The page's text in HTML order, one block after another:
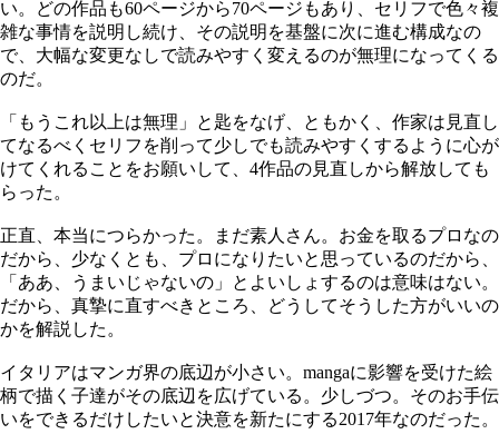
い。どの作品も60ページから70ページもあり、セリフで色々複
雑な事情を説明し続け、その説明を基盤に次に進む構成なの
で、大幅な変更なしで読みやすく変えるのが無理になってくる
のだ。
「もうこれ以上は無理」と匙をなげ、ともかく、作家は見直し
てなるべくセリフを削って少しでも読みやすくするように心が
けてくれることをお願いして、4作品の見直しから解放しても
らった。
正直、本当につらかった。まだ素人さん。お金を取るプロなの
だから、少なくとも、プロになりたいと思っているのだから、
「ああ、うまいじゃないの」とよいしょするのは意味はない。
だから、真摯に直すべきところ、どうしてそうした方がいいの
かを解説した。
イタリアはマンガ界の底辺が小さい。mangaに影響を受けた絵
柄で描く子達がその底辺を広げている。少しづつ。そのお手伝
いをできるだけしたいと決意を新たにする2017年なのだった。